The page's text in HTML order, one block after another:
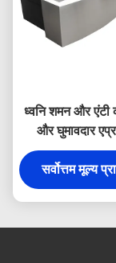
ध्वनि शमन और
और घुमावदार
डिजाइन के साथ
304 स्टेनलेस स्टील
सिंक
सर्वोत्तम मूल्य